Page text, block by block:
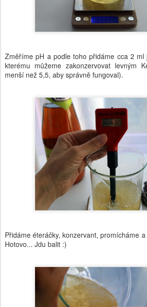
Změříme pH a podle toho přidáme cca 2 ml
kterému můžeme zakonzervovat levným
menší než 5,5, aby správně fungoval).
Přidáme éteráčky, konzervant, promícháme
Hotovo... Jdu balit :)